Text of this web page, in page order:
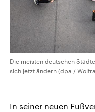
Die meisten deutschen
sich jetzt ändern (dpa /
In seiner neuen